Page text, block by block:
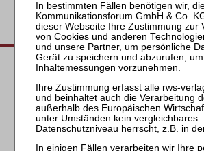
zurück
Passende Bücher
Schröder
Die Reform des
Eigenkapitalersatzrechts
durch das MoMiG